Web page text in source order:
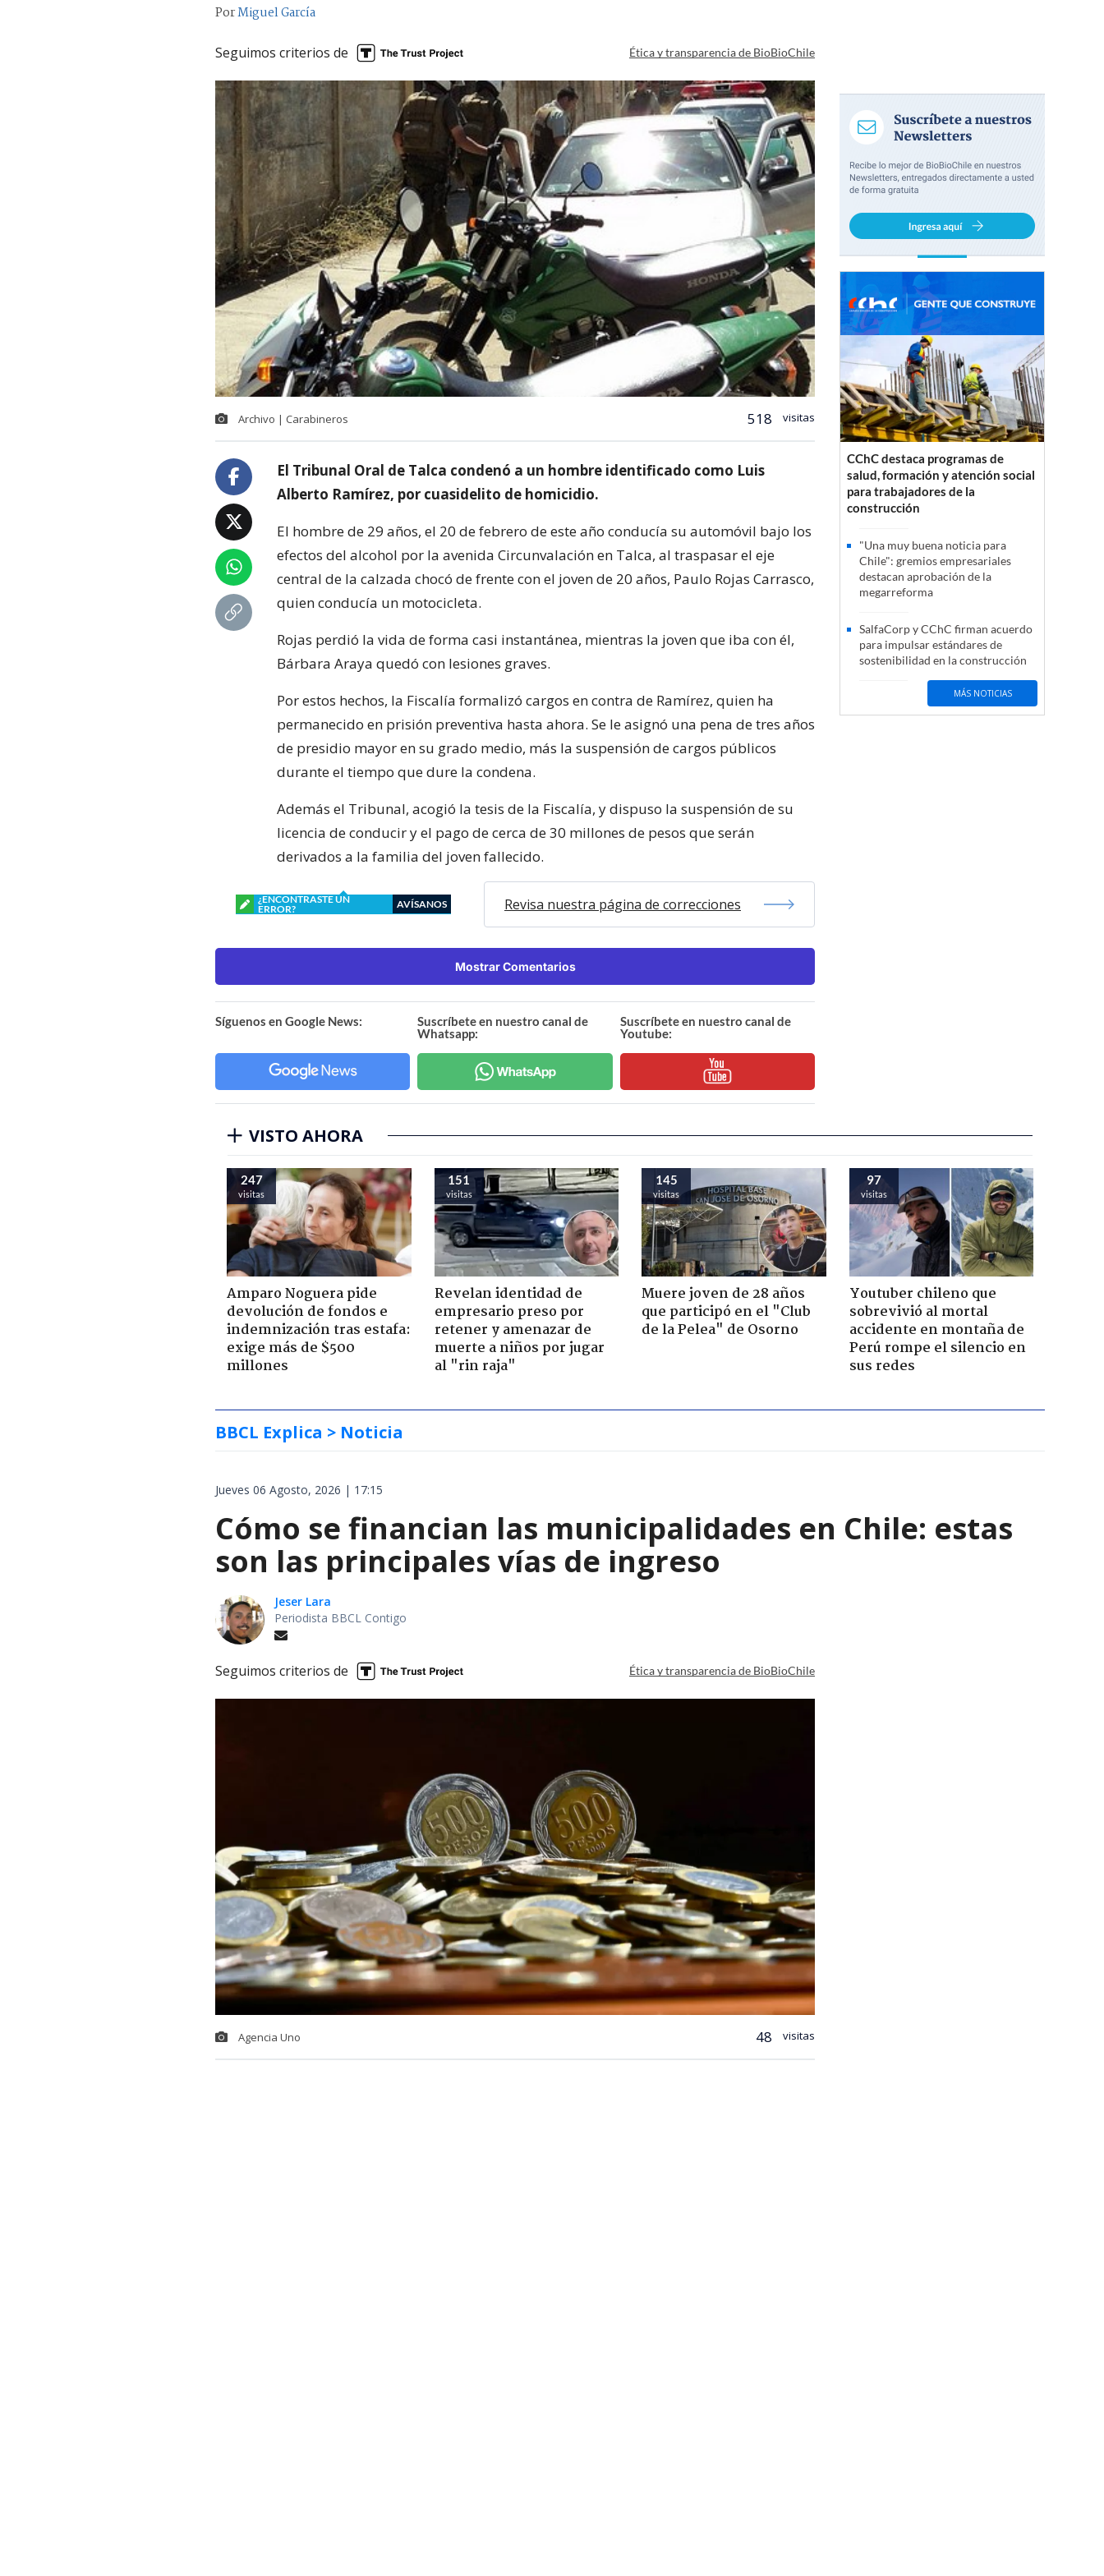
PorMiguel García
Seguimos criterios de Ética y transparencia de BioBioChile
Archivo | Carabineros 518 visitas
El Tribunal Oral de Talca condenó a un hombre identificado como Luis
Alberto Ramírez, por cuasidelito de homicidio.
El hombre de 29 años, el 20 de febrero de este año conducía su automóvil bajo los
efectos del alcohol por la avenida Circunvalación en Talca, al traspasar el eje
central de la calzada chocó de frente con el joven de 20 años, Paulo Rojas Carrasco,
quien conducía un motocicleta.
Rojas perdió la vida de forma casi instantánea, mientras la joven que iba con él,
Bárbara Araya quedó con lesiones graves.
Por estos hechos, la Fiscalía formalizó cargos en contra de Ramírez, quien ha
permanecido en prisión preventiva hasta ahora. Se le asignó una pena de tres años
de presidio mayor en su grado medio, más la suspensión de cargos públicos
durante el tiempo que dure la condena.
Además el Tribunal, acogió la tesis de la Fiscalía, y dispuso la suspensión de su
licencia de conducir y el pago de cerca de 30 millones de pesos que serán
derivados a la familia del joven fallecido.
¿ENCONTRASTE UN
ERROR?
AVÍSANOS Revisa nuestra página de correcciones
Mostrar Comentarios
Síguenos en Google News:
Suscríbete en nuestro canal de
Whatsapp:
Suscríbete en nuestro canal de
Youtube:
CChC destaca programas de
salud, formación y atención social
para trabajadores de la
construcción
"Una muy buena noticia para
Chile": gremios empresariales
destacan aprobación de la
megarreforma
SalfaCorp y CChC firman acuerdo
para impulsar estándares de
sostenibilidad en la construcción
MÁS NOTICIAS
VISTO AHORA
247
visitas
Amparo Noguera pide
devolución de fondos e
indemnización tras estafa:
exige más de $500
millones
151
visitas
Revelan identidad de
empresario preso por
retener y amenazar de
muerte a niños por jugar
al "rin raja"
145
visitas
Muere joven de 28 años
que participó en el "Club
de la Pelea" de Osorno
97
visitas
Youtuber chileno que
sobrevivió al mortal
accidente en montaña de
Perú rompe el silencio en
sus redes
BBCL Explica > Noticia
Jueves 06 Agosto, 2026 | 17:15
Cómo se financian las municipalidades en Chile: estas
son las principales vías de ingreso
Jeser Lara
Periodista BBCL Contigo
Seguimos criterios de Ética y transparencia de BioBioChile
Agencia Uno 48 visitas